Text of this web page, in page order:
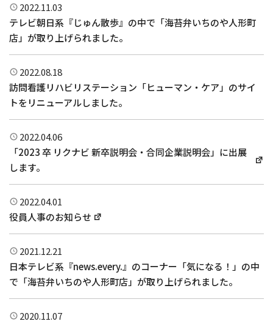
2022.11.03
テレビ朝日系『じゅん散歩』の中で「海苔弁いちのや人形町
店」が取り上げられました。
2022.08.18
訪問看護リハビリステーション「ヒューマン・ケア」のサイ
トをリニューアルしました。
2022.04.06
「2023 卒 リクナビ 新卒説明会・合同企業説明会」に出展
します。
2022.04.01
役員人事のお知らせ
2021.12.21
日本テレビ系『news.every.』のコーナー「気になる！」の中
で「海苔弁いちのや人形町店」が取り上げられました。
2020.11.07